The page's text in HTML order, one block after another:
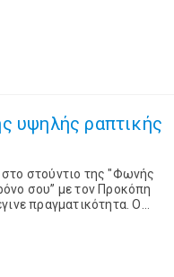
στούντιο της "Φωνής
σου” με τον Προκόπη